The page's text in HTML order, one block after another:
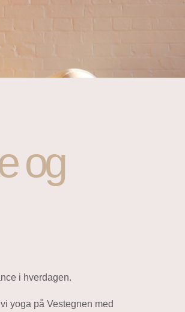
og
i hverdagen.
yoga på Vestegnen med